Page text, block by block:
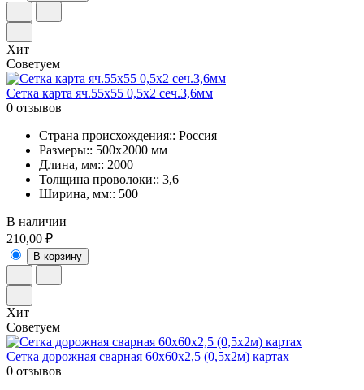
Хит
Советуем
Сетка карта яч.55х55 0,5х2 сеч.3,6мм
0 отзывов
Страна происхождения:: Россия
Размеры:: 500х2000 мм
Длина, мм:: 2000
Толщина проволоки:: 3,6
Ширина, мм:: 500
В наличии
210,00 ₽
В корзину
Хит
Советуем
Сетка дорожная сварная 60х60х2,5 (0,5х2м) картах
0 отзывов